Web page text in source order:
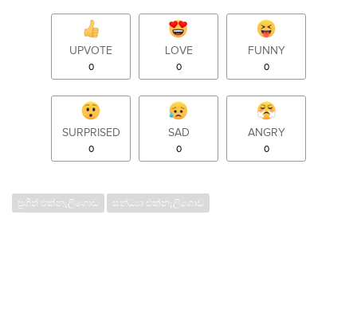
UPVOTE
0
LOVE
0
FUNNY
0
SURPRISED
0
SAD
0
ANGRY
0
ප්‍රගීත් එක්නැලිගොඩ සන්ධ්‍යා එක්නැලිගොඩ